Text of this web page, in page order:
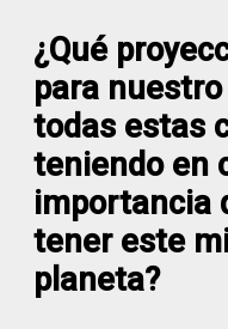
¿Qué
para
todas estas
teniendo en
importancia
tener este
planeta?